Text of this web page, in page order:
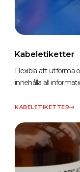
Kabeletiketter
Flexibla att utforma
innehålla all
KABELETIKETTER​